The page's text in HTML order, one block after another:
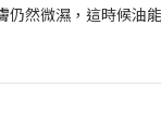
然微濕，這時候油